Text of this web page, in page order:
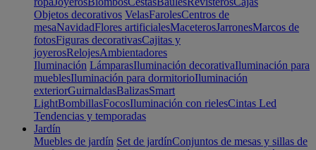
Objetos decorativos VelasFarolesCentros de
mesaNavidadFlores artificialesMaceterosJarronesMarcos de
fotosFiguras decorativasCajitas y
joyerosRelojesAmbientadores
Iluminación LámparasIluminación decorativaIluminación para
mueblesIluminación para dormitorioIluminación
exteriorGuirnaldasBalizasSmart
LightBombillasFocosIluminación con rielesCintas Led
Tendencias y temporadas
Jardín
Muebles de jardín Set de jardínConjuntos de mesas y sillas de